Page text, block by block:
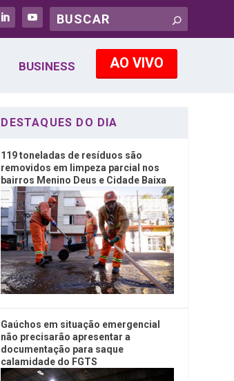
BUSINESS AO VIVO
DESTAQUES DO DIA
119 toneladas de resíduos são
removidos em limpeza parcial nos
bairros Menino Deus e Cidade Baixa
Gaúchos em situação emergencial
não precisarão apresentar a
documentação para saque
calamidade do FGTS